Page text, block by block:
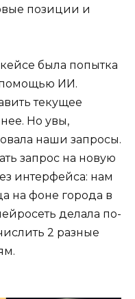
позиции и
была попытка
помощью ИИ.
текущее
Но увы,
наши запросы.
запрос на новую
интерфейса: нам
на фоне города в
делала по-
2 разные